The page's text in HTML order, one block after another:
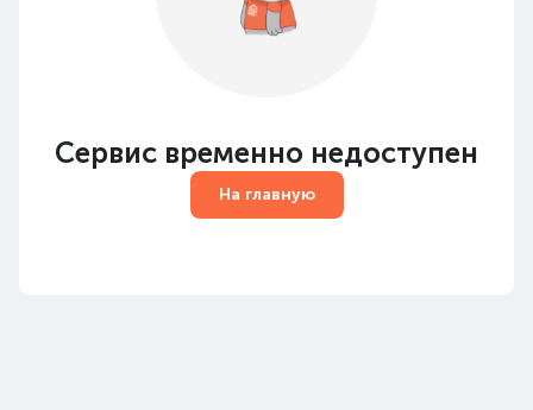
Сервис временно недоступен
На главную